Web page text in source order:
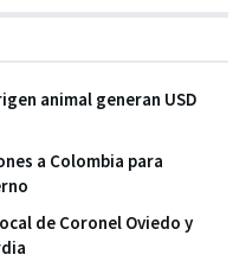
animal generan USD
a Colombia para
de Coronel Oviedo y